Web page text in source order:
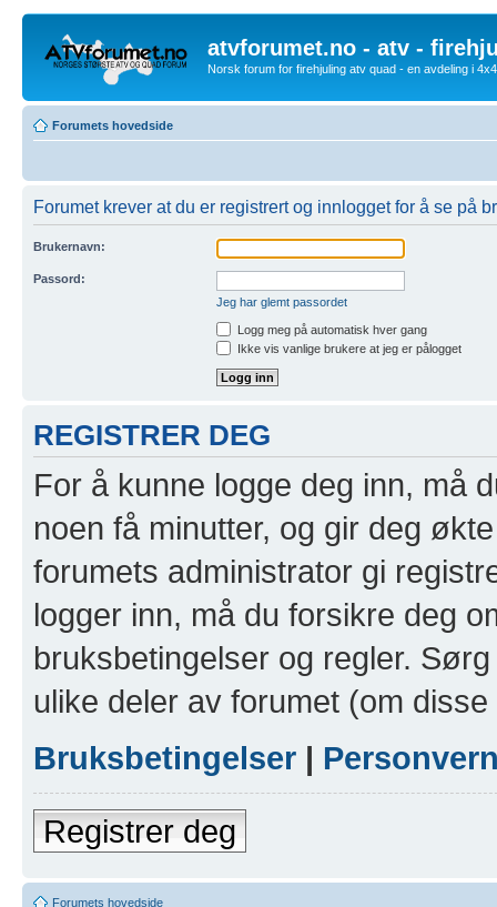
atvforumet.no - atv -
Norsk forum for firehjuling atv quad - en avdeling i
Forumets hovedside
Forumet krever at du er registrert og innlogget for å se på
Brukernavn:
Passord:
Jeg har glemt passordet
Logg meg på automatisk hver gang
Ikke vis vanlige brukere at jeg er pålogget
REGISTRER DEG
For å kunne logge deg inn, må
noen få minutter, og gir deg
forumets administrator gi
logger inn, må du forsikre deg
bruksbetingelser og regler.
ulike deler av forumet (om
Bruksbetingelser |
Registrer deg
Forumets hovedside